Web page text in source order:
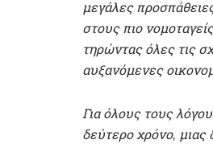
μεγάλες
στους πιο
τηρώντας όλες τις
αυξανόμενες
Για όλους τους
δεύτερο χρόνο, μιας